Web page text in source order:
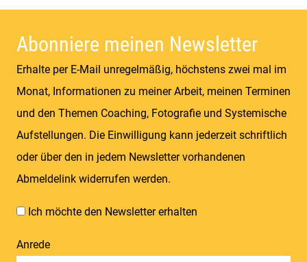
Abonniere meinen Newsletter
Erhalte per E-Mail unregelmäßig, höchstens zwei mal im
Monat, Informationen zu meiner Arbeit, meinen Terminen
und den Themen Coaching, Fotografie und Systemische
Aufstellungen. Die Einwilligung kann jederzeit schriftlich
oder über den in jedem Newsletter vorhandenen
Abmeldelink widerrufen werden.
Ich möchte den Newsletter erhalten
Anrede